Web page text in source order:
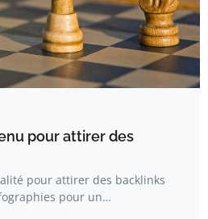
pour attirer des
pour attirer des backlinks
pour un…